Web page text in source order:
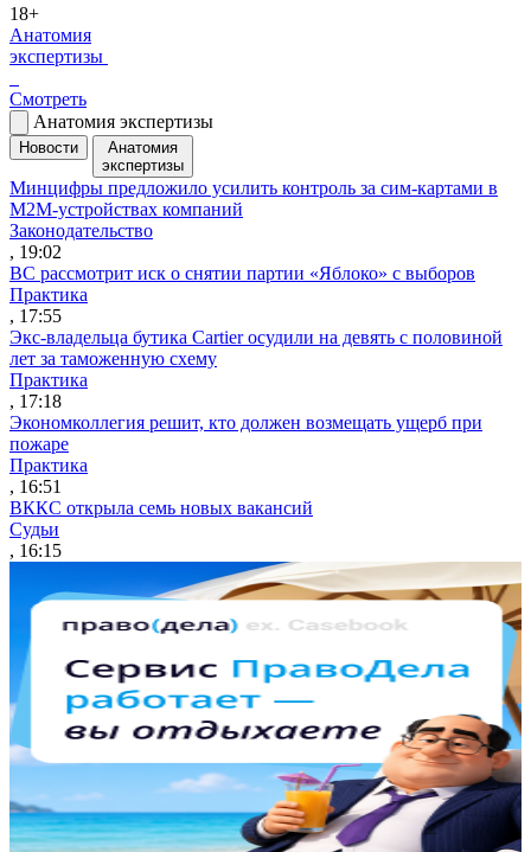
18+
Анатомия
экспертизы
Смотреть
Анатомия экспертизы
Новости
Анатомия
экспертизы
Минцифры предложило усилить контроль за сим-картами в
M2M-устройствах компаний
Законодательство
, 19:02
ВС рассмотрит иск о снятии партии «Яблоко» с выборов
Практика
, 17:55
Экс-владельца бутика Cartier осудили на девять с половиной
лет за таможенную схему
Практика
, 17:18
Экономколлегия решит, кто должен возмещать ущерб при
пожаре
Практика
, 16:51
ВККС открыла семь новых вакансий
Судьи
, 16:15